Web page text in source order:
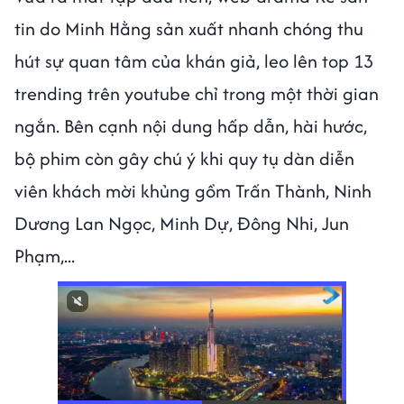
tin do Minh Hằng sản xuất nhanh chóng thu
hút sự quan tâm của khán giả, leo lên top 13
trending trên youtube chỉ trong một thời gian
ngắn. Bên cạnh nội dung hấp dẫn, hài hước,
bộ phim còn gây chú ý khi quy tụ dàn diễn
viên khách mời khủng gồm Trấn Thành, Ninh
Dương Lan Ngọc, Minh Dự, Đông Nhi, Jun
Phạm,...